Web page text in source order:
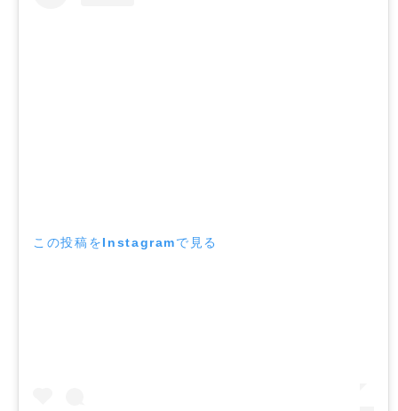
この投稿をInstagramで見る